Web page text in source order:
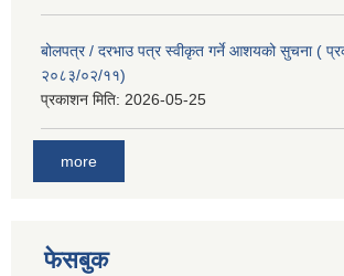
बोलपत्र / दरभाउ पत्र स्वीकृत गर्ने आशयको सुचना (
२०८३/०२/११)
प्रकाशन मिति: 2026-05-25
more
फेसबुक